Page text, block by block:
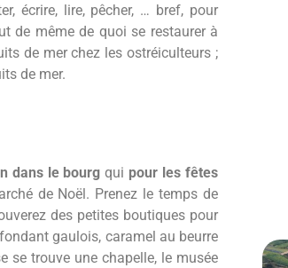
écrire, lire, pêcher, … bref, pour
de même de quoi se restaurer à
de mer chez les ostréiculteurs ;
de mer.
dans le bourgqui pour les fêtes
de Noël. Prenez le temps de
des petites boutiques pour
gaulois, caramel au beurre
se trouve une chapelle, le musée